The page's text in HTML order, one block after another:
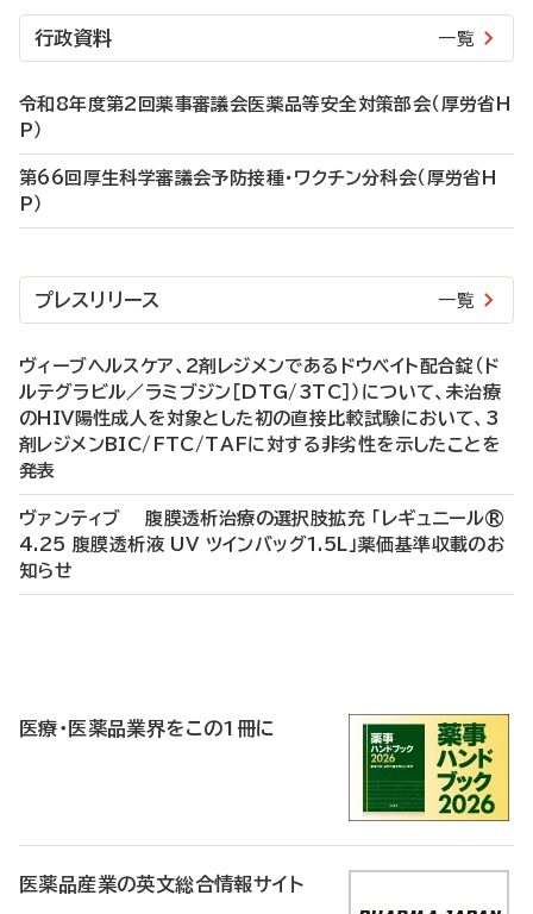
行政資料 一覧
令和8年度第2回薬事審議会医薬品等安全対策部会（厚労省H
P）
第66回厚生科学審議会予防接種・ワクチン分科会（厚労省H
P）
プレスリリース 一覧
ヴィーブヘルスケア、2剤レジメンであるドウベイト配合錠（ド
ルテグラビル／ラミブジン［DTG/3TC］）について、未治療
のHIV陽性成人を対象とした初の直接比較試験において、3
剤レジメンBIC/FTC/TAFに対する非劣性を示したことを
発表
ヴァンティブ 腹膜透析治療の選択肢拡充 「レギュニール®
4.25 腹膜透析液 UV ツインバッグ1.5L」薬価基準収載のお
知らせ
医療・医薬品業界をこの1冊に
医薬品産業の英文総合情報サイト